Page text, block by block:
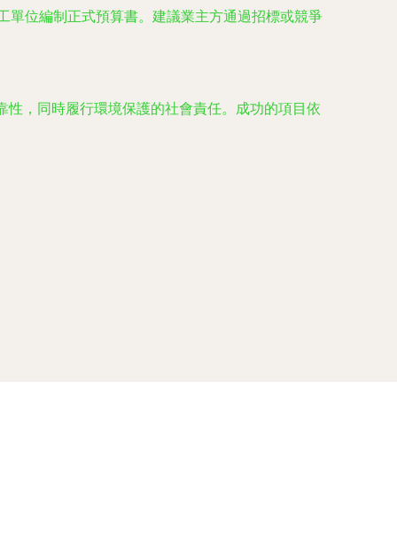
位編制正式預算書。建議業主方通過招標或競爭
，同時履行環境保護的社會責任。成功的項目依